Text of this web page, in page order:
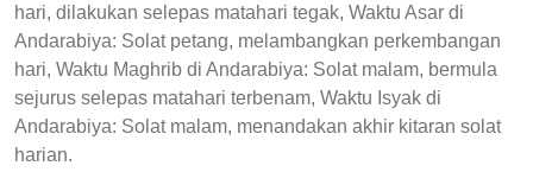
hari, dilakukan selepas matahari tegak, Waktu Asar di
Andarabiya: Solat petang, melambangkan perkembangan
hari, Waktu Maghrib di Andarabiya: Solat malam, bermula
sejurus selepas matahari terbenam, Waktu Isyak di
Andarabiya: Solat malam, menandakan akhir kitaran solat
harian.